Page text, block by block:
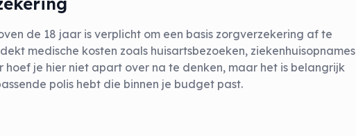
de 18 jaar is verplicht om een basis zorgverzekering af te
medische kosten zoals huisartsbezoeken, ziekenhuisopnames
hoef je hier niet apart over na te denken, maar het is belangrijk
polis hebt die binnen je budget past.